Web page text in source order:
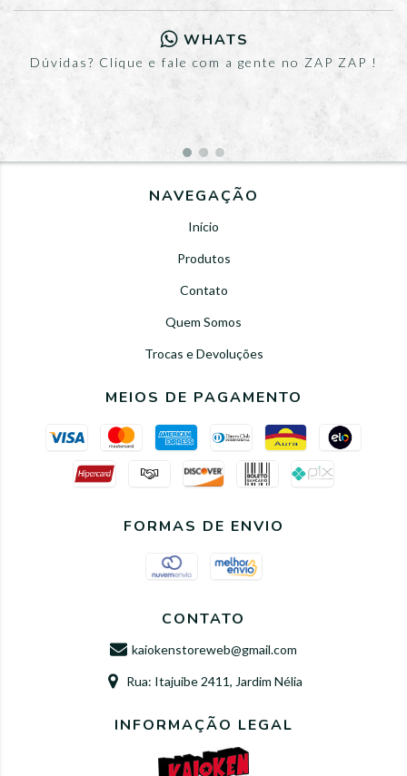
WHATS
Dúvidas? Clique e fale com a gente no ZAP ZAP !
NAVEGAÇÃO
Início
Produtos
Contato
Quem Somos
Trocas e Devoluções
MEIOS DE PAGAMENTO
FORMAS DE ENVIO
CONTATO
kaiokenstoreweb@gmail.com
Rua: Itajuibe 2411, Jardim Nélia
INFORMAÇÃO LEGAL